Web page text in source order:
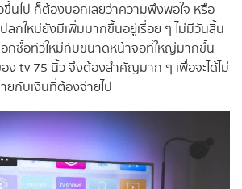
นไป ก็ต้องบอกเลยว่าความพึงพอใจ หรือ
ลกใหม่ยังมีเพิ่มมากขึ้นอยู่เรื่อย ๆ ไม่มีวันสิ้น
กซื้อทีวีใหม่กับขนาดหน้าจอที่ใหญ่มากขึ้น
ง tv 75 นิ้ว จึงต้องสำคัญมาก ๆ เพื่อจะได้ไม่
กับเงินที่ต้องจ่ายไป